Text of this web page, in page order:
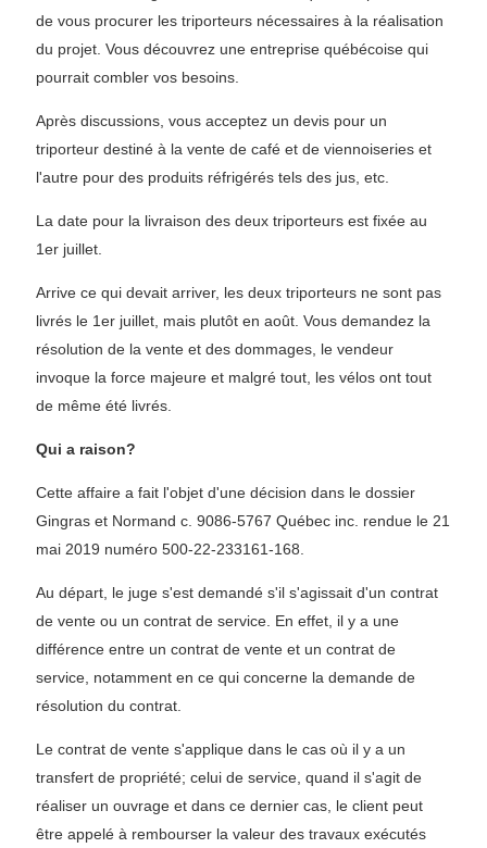
de vous procurer les triporteurs nécessaires à la réalisation
du projet. Vous découvrez une entreprise québécoise qui
pourrait combler vos besoins.
Après discussions, vous acceptez un devis pour un
triporteur destiné à la vente de café et de viennoiseries et
l'autre pour des produits réfrigérés tels des jus, etc.
La date pour la livraison des deux triporteurs est fixée au
1er juillet.
Arrive ce qui devait arriver, les deux triporteurs ne sont pas
livrés le 1er juillet, mais plutôt en août. Vous demandez la
résolution de la vente et des dommages, le vendeur
invoque la force majeure et malgré tout, les vélos ont tout
de même été livrés.
Qui a raison?
Cette affaire a fait l'objet d'une décision dans le dossier
Gingras et Normand c. 9086-5767 Québec inc. rendue le 21
mai 2019 numéro 500-22-233161-168.
Au départ, le juge s'est demandé s'il s'agissait d'un contrat
de vente ou un contrat de service. En effet, il y a une
différence entre un contrat de vente et un contrat de
service, notamment en ce qui concerne la demande de
résolution du contrat.
Le contrat de vente s'applique dans le cas où il y a un
transfert de propriété; celui de service, quand il s'agit de
réaliser un ouvrage et dans ce dernier cas, le client peut
être appelé à rembourser la valeur des travaux exécutés